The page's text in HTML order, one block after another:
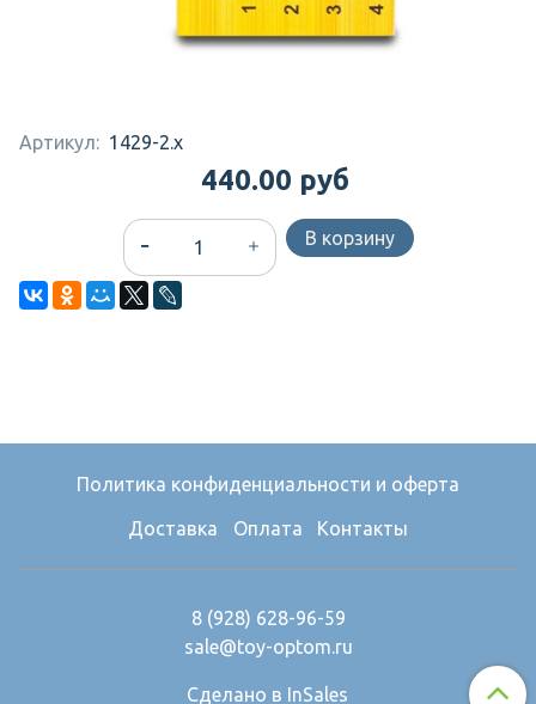
Артикул: 1429-2.x
440.00 руб
В корзину
Политика конфиденциальности и оферта
Доставка Оплата Контакты
8 (928) 628-96-59
sale@toy-optom.ru
Сделано в InSales